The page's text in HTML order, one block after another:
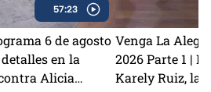
57:23
6 de agosto
en la
Alicia
Venga La
2026 Parte 1 |
Karely Ruiz, la